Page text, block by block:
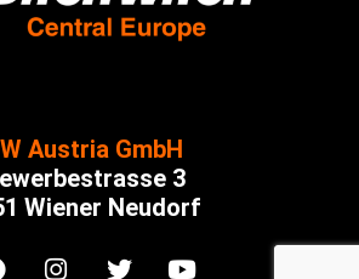
Austria GmbH
3
Wiener Neudorf